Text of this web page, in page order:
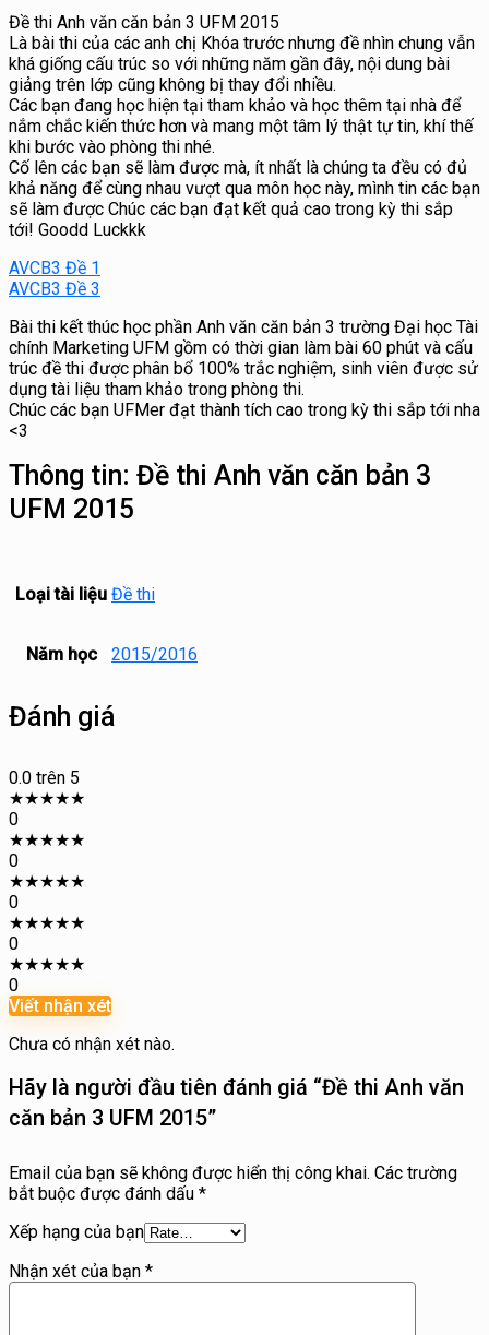
Đề thi Anh văn căn bản 3 UFM 2015
Là bài thi của các anh chị Khóa trước nhưng đề nhìn chung vẫn
khá giống cấu trúc so với những năm gần đây, nội dung bài
giảng trên lớp cũng không bị thay đổi nhiều.
Các bạn đang học hiện tại tham khảo và học thêm tại nhà để
nắm chắc kiến thức hơn và mang một tâm lý thật tự tin, khí thế
khi bước vào phòng thi nhé.
Cố lên các bạn sẽ làm được mà, ít nhất là chúng ta đều có đủ
khả năng để cùng nhau vượt qua môn học này, mình tin các bạn
sẽ làm được Chúc các bạn đạt kết quả cao trong kỳ thi sắp
tới! Goodd Luckkk
AVCB3 Đề 1
AVCB3 Đề 3
Bài thi kết thúc học phần Anh văn căn bản 3 trường Đại học Tài
chính Marketing UFM gồm có thời gian làm bài 60 phút và cấu
trúc đề thi được phân bổ 100% trắc nghiệm, sinh viên được sử
dụng tài liệu tham khảo trong phòng thi.
Chúc các bạn UFMer đạt thành tích cao trong kỳ thi sắp tới nha
<3
Thông tin: Đề thi Anh văn căn bản 3
UFM 2015
Loại tài liệu Đề thi
Năm học 2015/2016
Đánh giá
0.0 trên 5
★★★★★
0
★★★★★
0
★★★★★
0
★★★★★
0
★★★★★
0
Viết nhận xét
Chưa có nhận xét nào.
Hãy là người đầu tiên đánh giá “Đề thi Anh văn
căn bản 3 UFM 2015”
Email của bạn sẽ không được hiển thị công khai. Các trường
bắt buộc được đánh dấu *
Xếp hạng của bạn
Nhận xét của bạn *